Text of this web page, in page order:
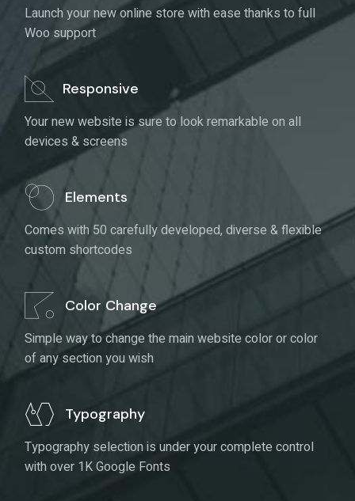
Responsive
Your new website is sure to look remarkable on all
devices & screens
Elements
Comes with 50 carefully developed, diverse & flexible
custom shortcodes
Color Change
Simple way to change the main website color or color
of any section you wish
Typography
Typography selection is under your complete control
with over 1K Google Fonts
SEO Optimized